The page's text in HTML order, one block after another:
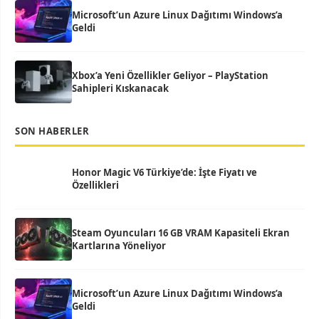
Microsoft’un Azure Linux Dağıtımı Windows’a
Geldi
Xbox’a Yeni Özellikler Geliyor – PlayStation
Sahipleri Kıskanacak
SON HABERLER
Honor Magic V6 Türkiye’de: İşte Fiyatı ve
Özellikleri
Steam Oyuncuları 16 GB VRAM Kapasiteli Ekran
Kartlarına Yöneliyor
Microsoft’un Azure Linux Dağıtımı Windows’a
Geldi